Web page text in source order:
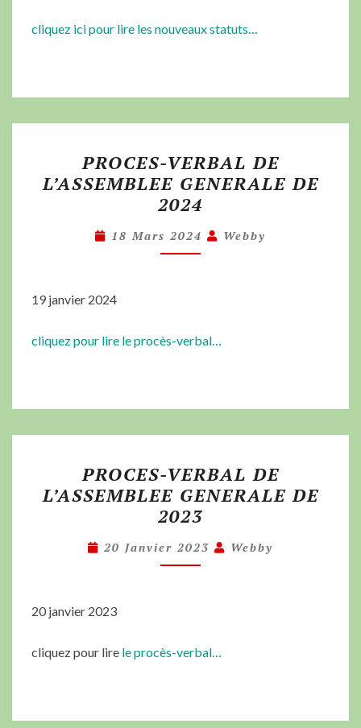
cliquez ici pour lire les nouveaux statuts…
PROCES-VERBAL DE
L’ASSEMBLEE GENERALE DE
2024
18 Mars 2024 Webby
19 janvier 2024
cliquez pour lire le procès-verbal…
PROCES-VERBAL DE
L’ASSEMBLEE GENERALE DE
2023
20 Janvier 2023 Webby
20 janvier 2023
cliquez pour lire le procès-verbal…